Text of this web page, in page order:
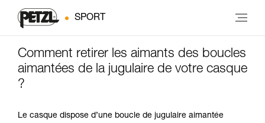
SPORT
Comment retirer les aimants des boucles
aimantées de la jugulaire de votre casque
?
Le casque dispose d’une boucle de jugulaire aimantée